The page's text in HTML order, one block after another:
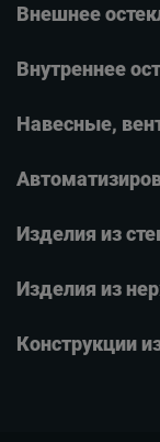
Внешнее
Внутреннее
Навесные,
Изде­лия ­из
Изделия из
Конструкции